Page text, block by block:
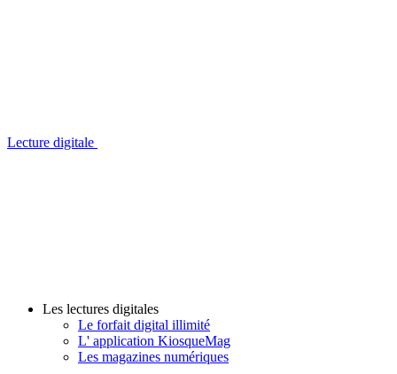
Lecture digitale
Les lectures digitales
Le forfait digital illimité
L' application KiosqueMag
Les magazines numériques